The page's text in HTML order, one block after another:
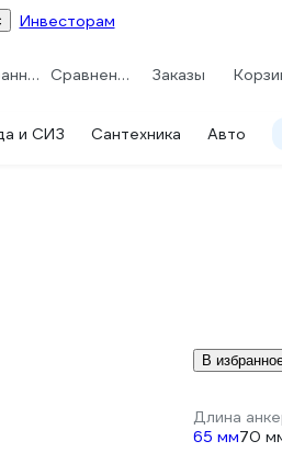
Инвесторам
Избранное Сравнение Заказы
и СИЗ Сантехника Авто
В
Длина
65 мм70